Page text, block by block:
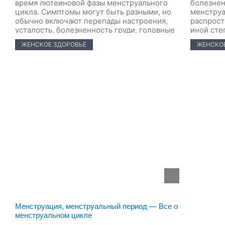
время лютеиновой фазы менструального
цикла. Симптомы могут быть разными, но
обычно включают перепады настроения,
усталость, болезненность груди, головные
боли и тягу к еде. Лечение обычно
включает изменение образа жизни,
ЖЕНСКОЕ ЗДОРОВЬЕ
иной
Менструация, менструальный период — Все о
менструальном цикле